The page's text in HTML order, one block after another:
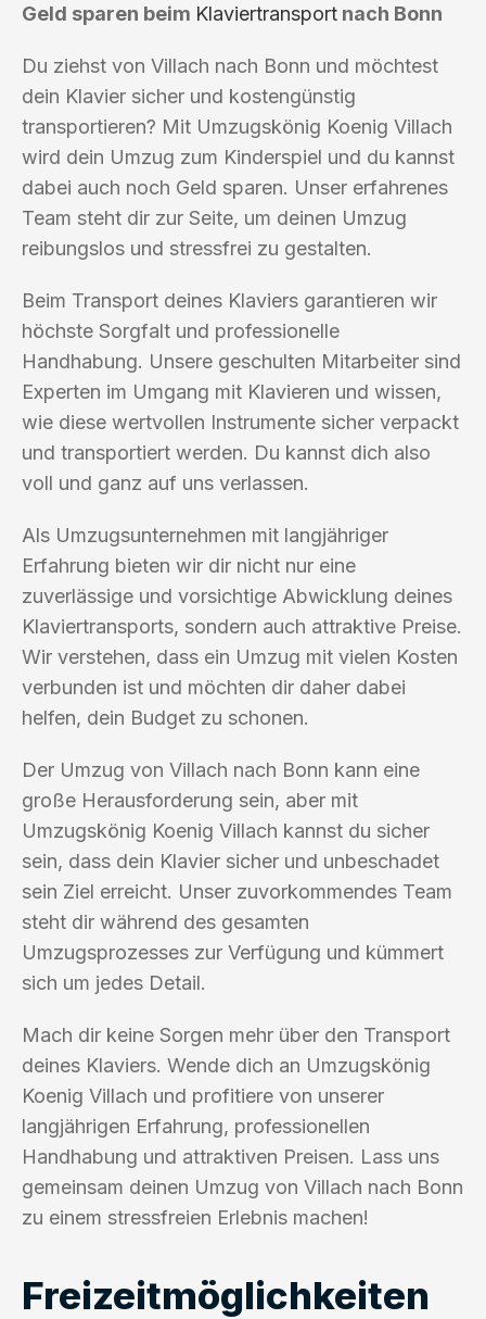
Geld sparen beim Klaviertransport nach Bonn
Du ziehst von Villach nach Bonn und möchtest
dein Klavier sicher und kostengünstig
transportieren? Mit Umzugskönig Koenig Villach
wird dein Umzug zum Kinderspiel und du kannst
dabei auch noch Geld sparen. Unser erfahrenes
Team steht dir zur Seite, um deinen Umzug
reibungslos und stressfrei zu gestalten.
Beim Transport deines Klaviers garantieren wir
höchste Sorgfalt und professionelle
Handhabung. Unsere geschulten Mitarbeiter sind
Experten im Umgang mit Klavieren und wissen,
wie diese wertvollen Instrumente sicher verpackt
und transportiert werden. Du kannst dich also
voll und ganz auf uns verlassen.
Als Umzugsunternehmen mit langjähriger
Erfahrung bieten wir dir nicht nur eine
zuverlässige und vorsichtige Abwicklung deines
Klaviertransports, sondern auch attraktive Preise.
Wir verstehen, dass ein Umzug mit vielen Kosten
verbunden ist und möchten dir daher dabei
helfen, dein Budget zu schonen.
Der Umzug von Villach nach Bonn kann eine
große Herausforderung sein, aber mit
Umzugskönig Koenig Villach kannst du sicher
sein, dass dein Klavier sicher und unbeschadet
sein Ziel erreicht. Unser zuvorkommendes Team
steht dir während des gesamten
Umzugsprozesses zur Verfügung und kümmert
sich um jedes Detail.
Mach dir keine Sorgen mehr über den Transport
deines Klaviers. Wende dich an Umzugskönig
Koenig Villach und profitiere von unserer
langjährigen Erfahrung, professionellen
Handhabung und attraktiven Preisen. Lass uns
gemeinsam deinen Umzug von Villach nach Bonn
zu einem stressfreien Erlebnis machen!
Freizeitmöglichkeiten